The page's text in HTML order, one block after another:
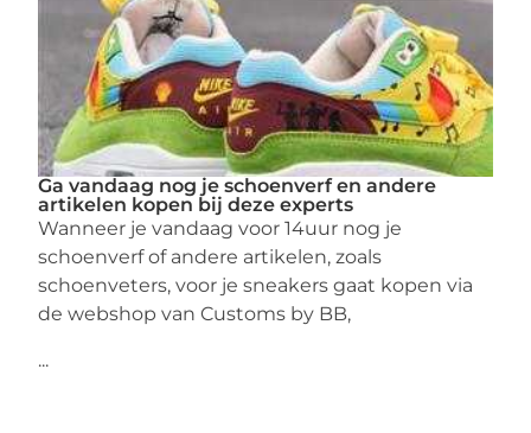
Ga vandaag nog je schoenverf en andere
artikelen kopen bij deze experts
Wanneer je vandaag voor 14uur nog je
schoenverf of andere artikelen, zoals
schoenveters, voor je sneakers gaat kopen via
de webshop van Customs by BB,
...